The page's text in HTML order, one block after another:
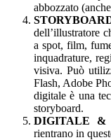
abbozzato
dell’illustratore
a spot, film,
inquadrature,
visiva. Può
Flash, Adobe
digitale è una
storyboard.
DIGITALE &
rientrano in